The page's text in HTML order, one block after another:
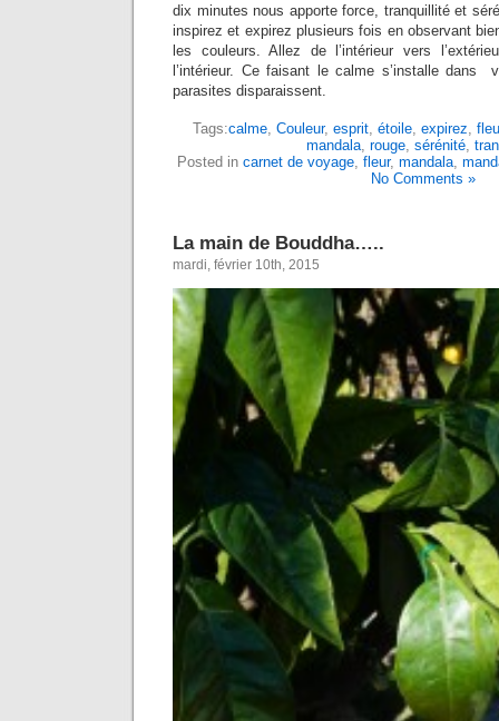
dix minutes nous apporte force, tranquillité et
inspirez et expirez plusieurs fois en observant
les couleurs. Allez de l’intérieur vers
l’intérieur. Ce faisant le calme s’installe dans
parasites disparaissent.
Tags:calme, Couleur, esprit, étoile, expirez,
mandala, rouge, sérénité,
Posted in carnet de voyage, fleur, mandala,
No Comments »
La main de Bouddha…..
mardi, février 10th, 2015